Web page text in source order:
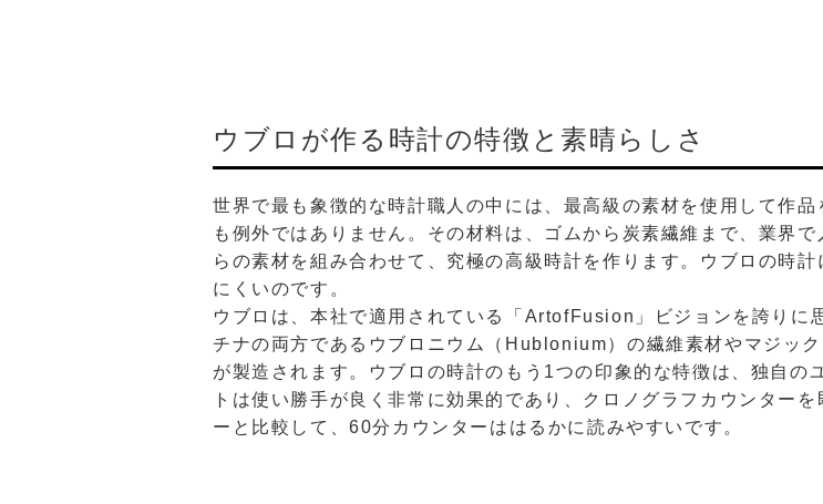
ウブロが作る時計の特徴と素晴らしさ
世界で最も象徴的な時計職人の中には、最高級の素材を使用して作
も例外ではありません。その材料は、ゴムから炭素繊維まで、業界
らの素材を組み合わせて、究極の高級時計を作ります。ウブロの時
にくいのです。
ウブロは、本社で適用されている「ArtofFusion」ビジョンを誇りに
チナの両方であるウブロニウム（Hublonium）の繊維素材やマジッ
が製造されます。ウブロの時計のもう1つの印象的な特徴は、独自の
トは使い勝手が良く非常に効果的であり、クロノグラフカウンター
ーと比較して、60分カウンターははるかに読みやすいです。